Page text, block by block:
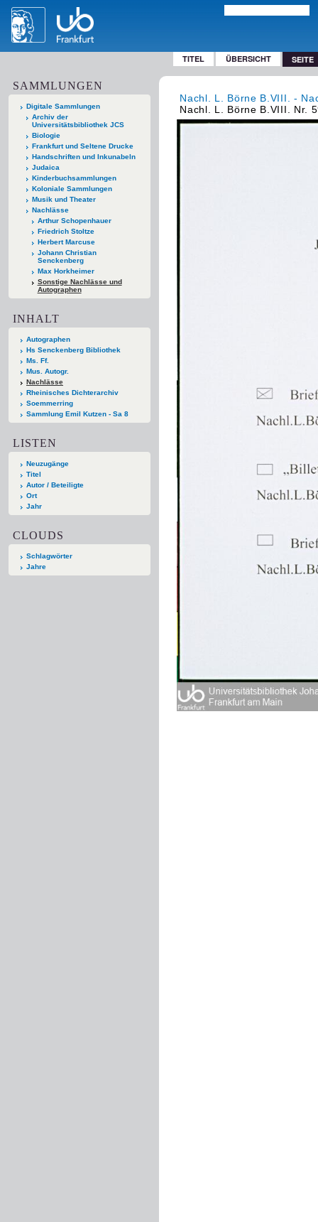
TITEL ÜBERSICHT SEITE
SAMMLUNGEN
Digitale Sammlungen
Archiv der
Universitätsbibliothek JCS
Biologie
Frankfurt und Seltene Drucke
Handschriften und Inkunabeln
Judaica
Kinderbuchsammlungen
Koloniale Sammlungen
Musik und Theater
Nachlässe
Arthur Schopenhauer
Friedrich Stoltze
Herbert Marcuse
Johann Christian
Senckenberg
Max Horkheimer
Sonstige Nachlässe und
Autographen
INHALT
Autographen
Hs Senckenberg Bibliothek
Ms. Ff.
Mus. Autogr.
Nachlässe
Rheinisches Dichterarchiv
Soemmerring
Sammlung Emil Kutzen - Sa 8
LISTEN
Neuzugänge
Titel
Autor / Beteiligte
Ort
Jahr
CLOUDS
Schlagwörter
Jahre
Nachl. L. Börne B.VIII. -
Nachl. L. Börne B.VIII. Nr.